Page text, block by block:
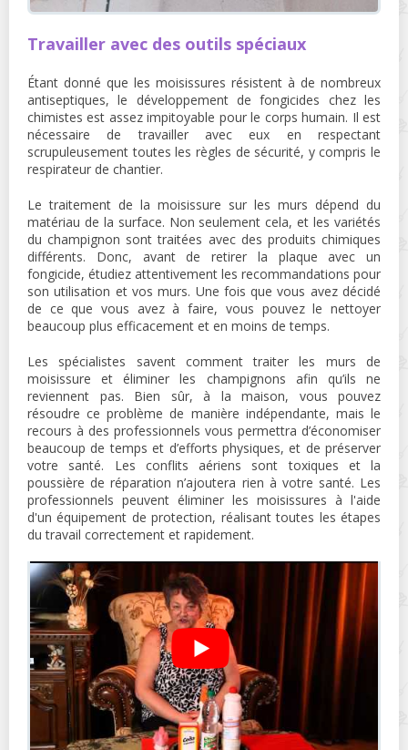
Travailler avec des outils spéciaux
Étant donné que les moisissures résistent à de nombreux
antiseptiques, le développement de fongicides chez les
chimistes est assez impitoyable pour le corps humain. Il est
nécessaire de travailler avec eux en respectant
scrupuleusement toutes les règles de sécurité, y compris le
respirateur de chantier.
Le traitement de la moisissure sur les murs dépend du
matériau de la surface. Non seulement cela, et les variétés
du champignon sont traitées avec des produits chimiques
différents. Donc, avant de retirer la plaque avec un
fongicide, étudiez attentivement les recommandations pour
son utilisation et vos murs. Une fois que vous avez décidé
de ce que vous avez à faire, vous pouvez le nettoyer
beaucoup plus efficacement et en moins de temps.
Les spécialistes savent comment traiter les murs de
moisissure et éliminer les champignons afin qu’ils ne
reviennent pas. Bien sûr, à la maison, vous pouvez
résoudre ce problème de manière indépendante, mais le
recours à des professionnels vous permettra d’économiser
beaucoup de temps et d’efforts physiques, et de préserver
votre santé. Les conflits aériens sont toxiques et la
poussière de réparation n’ajoutera rien à votre santé. Les
professionnels peuvent éliminer les moisissures à l'aide
d'un équipement de protection, réalisant toutes les étapes
du travail correctement et rapidement.